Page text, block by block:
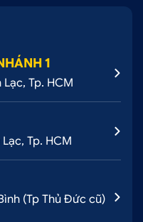
1
Tp. HCM
Tp. HCM
(Tp Thủ Đức cũ)